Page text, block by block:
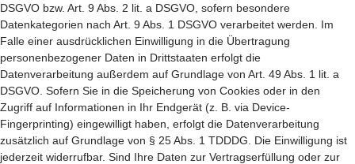
DSGVO bzw. Art. 9 Abs. 2 lit. a DSGVO, sofern besondere
Datenkategorien nach Art. 9 Abs. 1 DSGVO verarbeitet werden. Im
Falle einer ausdrücklichen Einwilligung in die Übertragung
personenbezogener Daten in Drittstaaten erfolgt die
Datenverarbeitung außerdem auf Grundlage von Art. 49 Abs. 1 lit. a
DSGVO. Sofern Sie in die Speicherung von Cookies oder in den
Zugriff auf Informationen in Ihr Endgerät (z. B. via Device-
Fingerprinting) eingewilligt haben, erfolgt die Datenverarbeitung
zusätzlich auf Grundlage von § 25 Abs. 1 TDDDG. Die Einwilligung ist
jederzeit widerrufbar. Sind Ihre Daten zur Vertragserfüllung oder zur